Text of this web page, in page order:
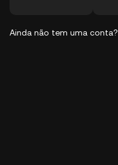
Ainda não tem uma conta?